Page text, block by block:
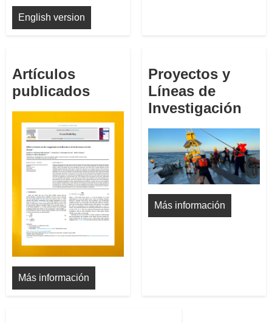
English version
Artículos
publicados
Más información
Proyectos y
Líneas de
Investigación
Más información